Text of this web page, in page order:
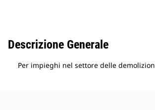
Descrizione Generale
Per impieghi nel settore delle